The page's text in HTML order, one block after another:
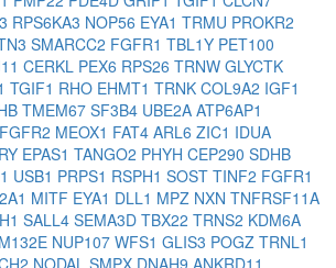
RPS6KA3 NOP56 EYA1 TRMU PROKR2
SMARCC2 FGFR1 TBL1Y PET100
CERKL PEX6 RPS26 TRNW GLYCTK
TGIF1 RHO EHMT1 TRNK COL9A2 IGF1
TMEM67 SF3B4 UBE2A ATP6AP1
FGFR2 MEOX1 FAT4 ARL6 ZIC1 IDUA
EPAS1 TANGO2 PHYH CEP290 SDHB
USB1 PRPS1 RSPH1 SOST TINF2 FGFR1
MITF EYA1 DLL1 MPZ NXN TNFRSF11A
SALL4 SEMA3D TBX22 TRNS2 KDM6A
NUP107 WFS1 GLIS3 POGZ TRNL1